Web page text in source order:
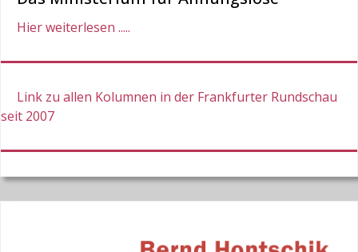
Hier weiterlesen .....
Link zu allen Kolumnen in der Frankfurter Rundschau
seit 2007